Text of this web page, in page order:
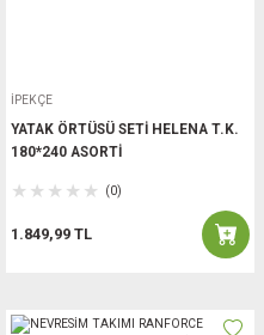
İPEKÇE
YATAK ÖRTÜSÜ SETİ HELENA T.K.
180*240 ASORTİ
(0)
1.849,99 TL